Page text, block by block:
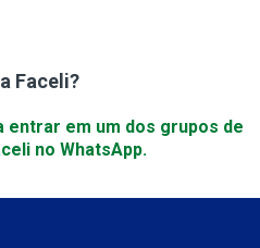
Faceli?
entrar em um dos grupos de
no WhatsApp.